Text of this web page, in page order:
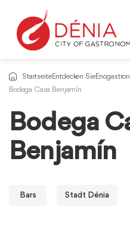
StartseiteEntdecken Sie
Bodega Casa Benjamín
Bodega
Benjamín
Bars Stadt Dénia